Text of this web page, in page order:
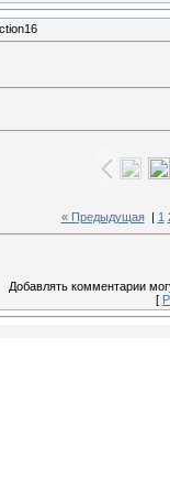
« Предыдущая| 1
Добавлять комментарии
[